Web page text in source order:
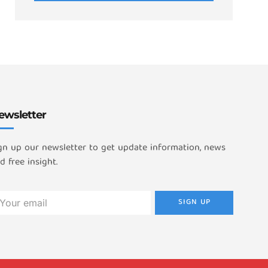
up our newsletter to get update information, news
free insight.
SIGN UP